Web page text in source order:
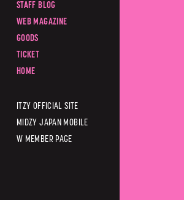
STAFF BLOG
WEB MAGAZINE
GOODS
TICKET
HOME
ITZY OFFICIAL SITE
MIDZY JAPAN MOBILE
W MEMBER PAGE